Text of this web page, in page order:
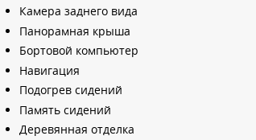
Камера заднего вида
Панорамная крыша
Бортовой компьютер
Навигация
Подогрев сидений
Память сидений
Деревянная отделка